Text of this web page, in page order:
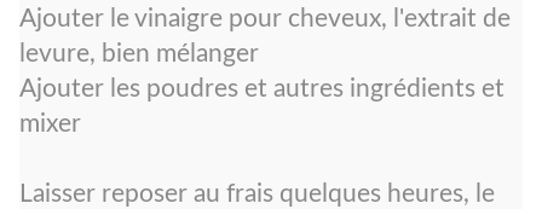
Ajouter le vinaigre pour cheveux, l'extrait de
levure, bien mélanger
Ajouter les poudres et autres ingrédients et
mixer
Laisser reposer au frais quelques heures, le